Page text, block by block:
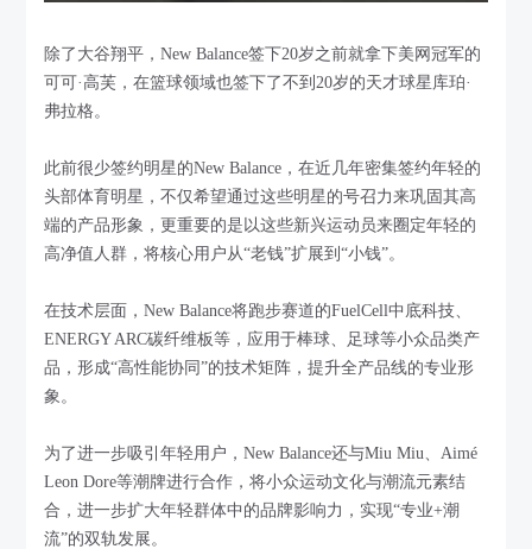
除了大谷翔平，New Balance签下20岁之前就拿下美网冠军的
可可·高芙，在篮球领域也签下了不到20岁的天才球星库珀·
弗拉格。
此前很少签约明星的New Balance，在近几年密集签约年轻的
头部体育明星，不仅希望通过这些明星的号召力来巩固其高
端的产品形象，更重要的是以这些新兴运动员来圈定年轻的
高净值人群，将核心用户从“老钱”扩展到“小钱”。
在技术层面，New Balance将跑步赛道的FuelCell中底科技、
ENERGY ARC碳纤维板等，应用于棒球、足球等小众品类产
品，形成“高性能协同”的技术矩阵，提升全产品线的专业形
象。
为了进一步吸引年轻用户，New Balance还与Miu Miu、Aimé
Leon Dore等潮牌进行合作，将小众运动文化与潮流元素结
合，进一步扩大年轻群体中的品牌影响力，实现“专业+潮
流”的双轨发展。